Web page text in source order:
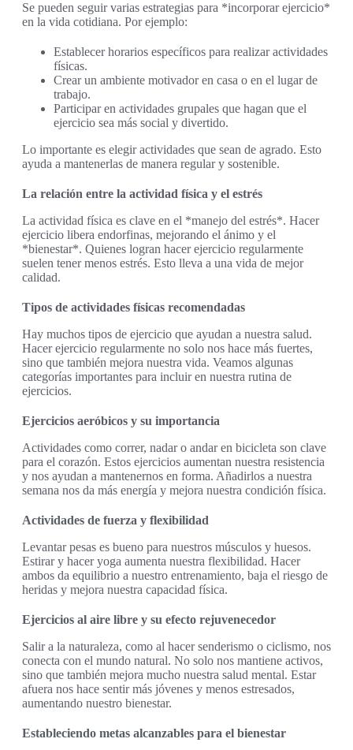
Se pueden seguir varias estrategias para *incorporar ejercicio*
en la vida cotidiana. Por ejemplo:
Establecer horarios específicos para realizar actividades
físicas.
Crear un ambiente motivador en casa o en el lugar de
trabajo.
Participar en actividades grupales que hagan que el
ejercicio sea más social y divertido.
Lo importante es elegir actividades que sean de agrado. Esto
ayuda a mantenerlas de manera regular y sostenible.
La relación entre la actividad física y el estrés
La actividad física es clave en el *manejo del estrés*. Hacer
ejercicio libera endorfinas, mejorando el ánimo y el
*bienestar*. Quienes logran hacer ejercicio regularmente
suelen tener menos estrés. Esto lleva a una vida de mejor
calidad.
Tipos de actividades físicas recomendadas
Hay muchos tipos de ejercicio que ayudan a nuestra salud.
Hacer ejercicio regularmente no solo nos hace más fuertes,
sino que también mejora nuestra vida. Veamos algunas
categorías importantes para incluir en nuestra rutina de
ejercicios.
Ejercicios aeróbicos y su importancia
Actividades como correr, nadar o andar en bicicleta son clave
para el corazón. Estos ejercicios aumentan nuestra resistencia
y nos ayudan a mantenernos en forma. Añadirlos a nuestra
semana nos da más energía y mejora nuestra condición física.
Actividades de fuerza y flexibilidad
Levantar pesas es bueno para nuestros músculos y huesos.
Estirar y hacer yoga aumenta nuestra flexibilidad. Hacer
ambos da equilibrio a nuestro entrenamiento, baja el riesgo de
heridas y mejora nuestra capacidad física.
Ejercicios al aire libre y su efecto rejuvenecedor
Salir a la naturaleza, como al hacer senderismo o ciclismo, nos
conecta con el mundo natural. No solo nos mantiene activos,
sino que también mejora mucho nuestra salud mental. Estar
afuera nos hace sentir más jóvenes y menos estresados,
aumentando nuestro bienestar.
Estableciendo metas alcanzables para el bienestar